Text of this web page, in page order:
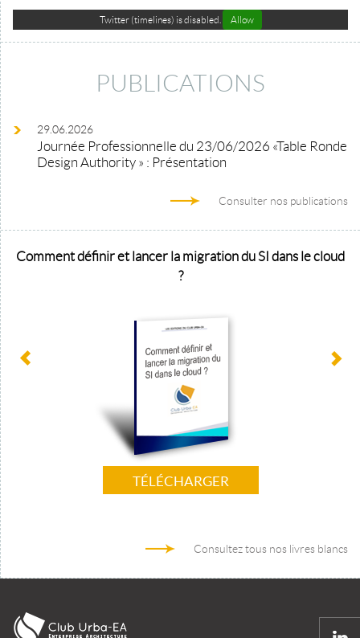
Twitter (timelines) is disabled. Allow
PUBLICATIONS
29.06.2026
Journée Professionnelle du 23/06/2026 «Table Ronde
Design Authority » : Présentation
Consulter nos publications
Comment définir et lancer la migration du SI dans le cloud
?
TÉLÉCHARGER
Consultez tous nos livres blancs